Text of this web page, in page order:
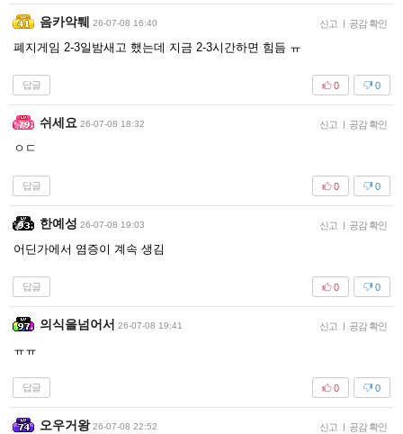
음카악퉤 26-07-08 16:40 신고 공감 확인
폐지게임 2-3일밤새고 했는데 지금 2-3시간하면 힘듬 ㅠ
답글 0
0
쉬세요 26-07-08 18:32 신고 공감 확인
ㅇㄷ
답글 0
0
한예성 26-07-08 19:03 신고 공감 확인
어딘가에서 염증이 계속 생김
답글 0
0
의식을넘어서 26-07-08 19:41 신고 공감 확인
ㅠㅠ
답글 0
0
오우거왕 26-07-08 22:52 신고 공감 확인